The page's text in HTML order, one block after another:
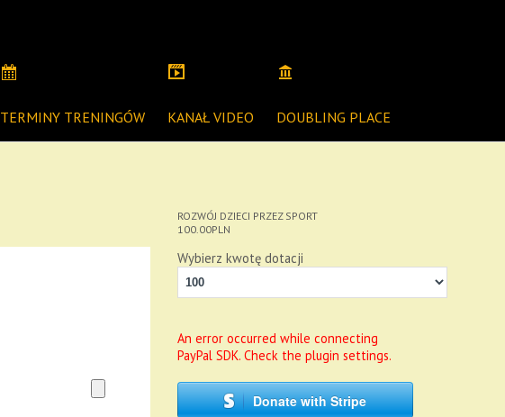
TERMINY TRENINGÓW KANAŁ VIDEO DOUBLING PLACE
ROZWÓJ DZIECI PRZEZ SPORT
100.00PLN
Wybierz kwotę dotacji
An error occurred while connecting
PayPal SDK. Check the plugin settings.
Donate with Stripe